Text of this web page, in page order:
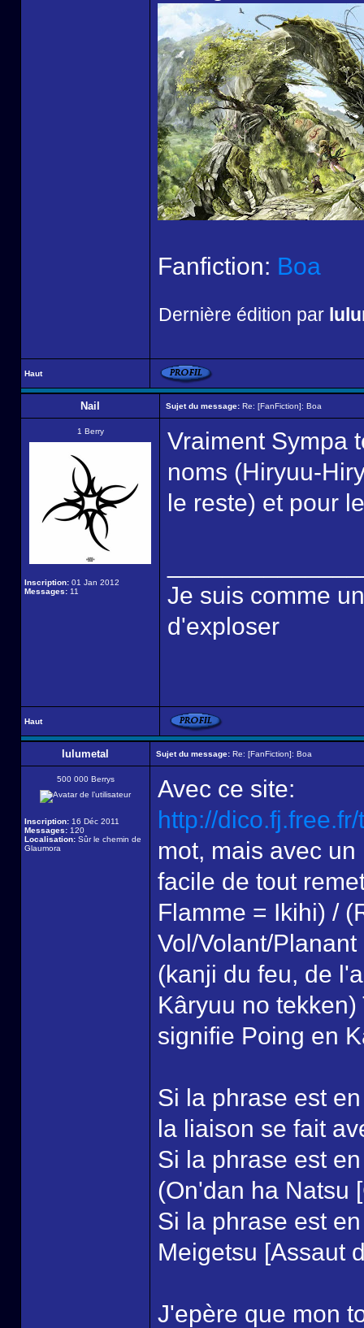
Fanfiction: Boa
Dernière édition par
Haut
Nail Sujet du message: Re: [FanFiction]: Boa
1 Berry
Inscription: 01 Jan 2012
Messages: 11
Vraiment Sympa
noms (Hiryuu-
le reste) et pour
Je suis comme
d'exploser
Haut
lulumetal Sujet du message: Re: [FanFiction]: Boa
500 000 Berrys
Inscription: 16 Déc 2011
Messages: 120
Localisation: Sûr le chemin de
Glaumora
Avec ce site:
http://
mot, mais avec
facile de tout
Flamme = Ikihi) /
Vol/Volant/
(kanji du feu, de
Kâryuu no
signifie Poing en
Si la phrase est
la liaison se fait
Si la phrase est
(On'dan ha Natsu
Si la phrase est
Meigetsu [Assaut
J'epère que mon